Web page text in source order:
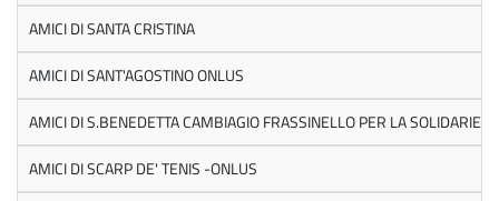
AMICI DI SANTA CRISTINA
AMICI DI SANT'AGOSTINO ONLUS
AMICI DI S.BENEDETTA CAMBIAGIO FRASSINELLO PER LA
AMICI DI SCARP DE' TENIS -ONLUS